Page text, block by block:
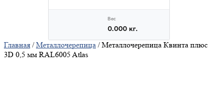
Главная /Металлочерепица / Металлочерепица Квинта плюс
3D 0,5 мм RAL6005 Atlas